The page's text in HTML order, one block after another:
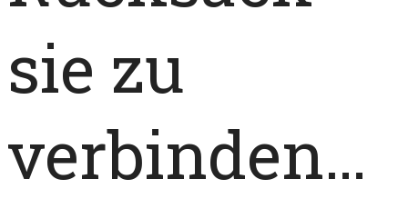
sie zu
verbinden…